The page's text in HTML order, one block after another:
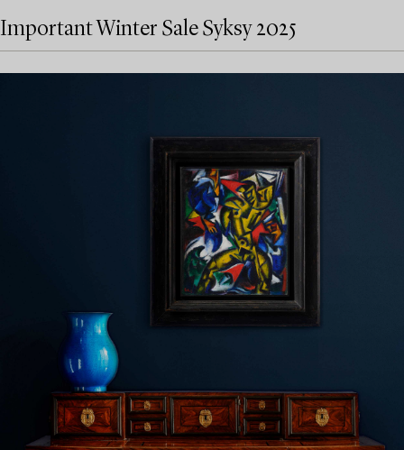
Important Winter Sale Syksy 2025